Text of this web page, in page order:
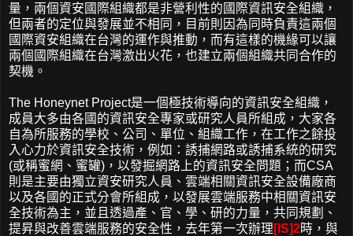
量，兩個資安國際組織都是非營利性的國際資訊安全組織，
但兩者的定位與發展並不相同，目前則因為同時負責這兩個
國際資安組織在台灣的運作與推動，而有這樣的機緣可以讓
兩個國際組織在台灣激出火花，也建立兩個組織共同合作的
契機。
The Honeynet Project是一個極技術導向的資訊安全組織，
成員大多由各國的資訊安全專家或研究人員所組成，大家各
自為所服務的學校、公司、單位、組織工作，在工作之餘投
入心力於資訊安全技術，例如：誘捕網路或誘捕系統的研究
(或稱蜜網、蜜罐)，以發掘網路上的資訊安全問題；而CSA
則是主要由獨立資安研究人員、雲端相關資訊安全設備廠商
以及各國的正式分會所組成，以發展雲端服務中相關資訊安
全技術為主，並且透過產、官、學、研的力量，共同規劃、
提昇與改善雲端服務的安全性，去年第一次辦理 [IS]2時，與